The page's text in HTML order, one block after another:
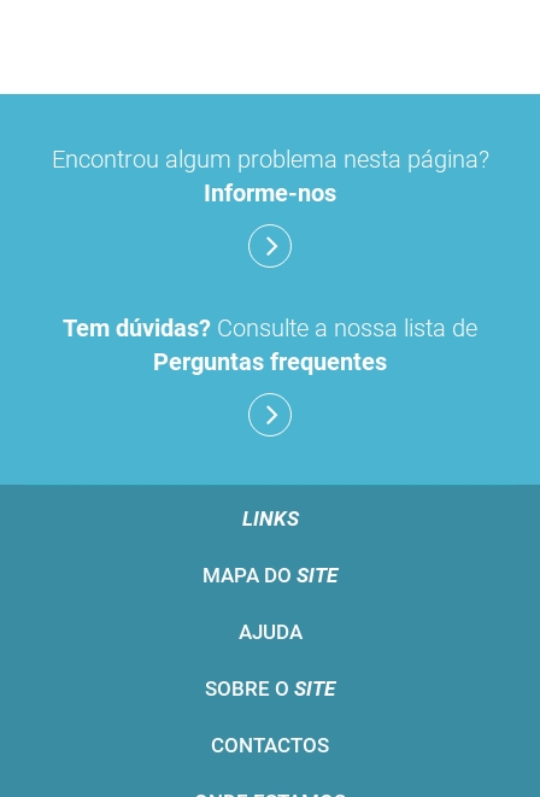
Encontrou algum problema nesta página?
Informe-nos
Tem dúvidas? Consulte a nossa lista de
Perguntas frequentes
LINKS
MAPA DO SITE
AJUDA
SOBRE O SITE
CONTACTOS